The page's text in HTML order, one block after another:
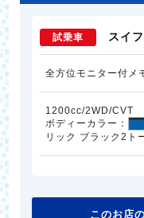
試乗車 スイ
全方位モニター付メ
1200cc/2WD/CVT
ボディーカラー：
リック ブラック2ト
このお店